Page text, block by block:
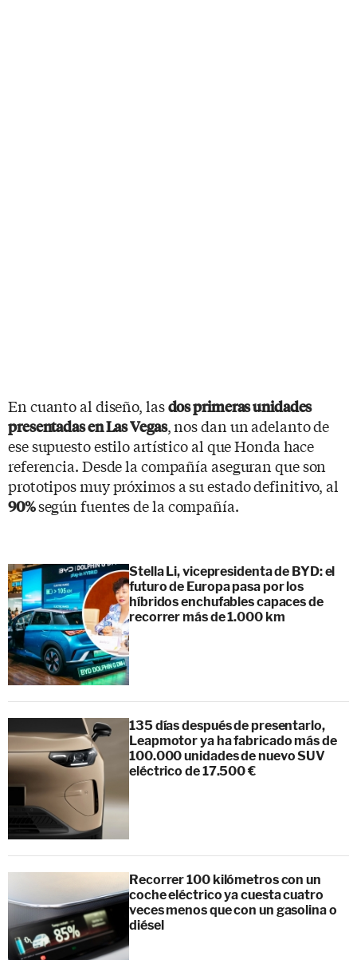
En cuanto al diseño, lasdos primeras unidades
presentadas en Las Vegas, nos dan un adelanto de
ese supuesto estilo artístico al que Honda hace
referencia. Desde la compañía aseguran que son
prototipos muy próximos a su estado definitivo, al
90%según fuentes de la compañía.
Stella Li, vicepresidenta de BYD: el
futuro de Europa pasa por los
híbridos enchufables capaces de
recorrer más de 1.000 km
135 días después de presentarlo,
Leapmotor ya ha fabricado más de
100.000 unidades de nuevo SUV
eléctrico de 17.500 €
Recorrer 100 kilómetros con un
coche eléctrico ya cuesta cuatro
veces menos que con un gasolina o
diésel